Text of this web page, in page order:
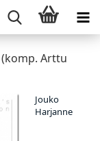
(komp. Arttu
Jouko
Harjanne